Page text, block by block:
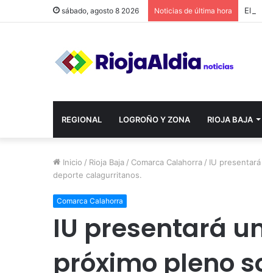
sábado, agosto 8 2026 Noticias de última hora
REGIONAL LOGROÑO Y ZONA RIOJA BAJA
Inicio / Rioja Baja / Comarca Calahorra / IU
deporte calagurritanos.
Comarca Calahorra
IU presentará
próximo pleno